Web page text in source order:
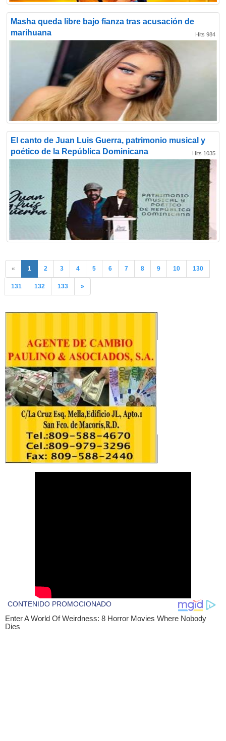
Masha queda libre bajo fianza tras acusación de
marihuana
Hits 984
El canto de Juan Luis Guerra, patrimonio musical y
poético de la República Dominicana
Hits 1035
« 1 2 3 4 5 6 7 8 9 10 130
131 132 133 »